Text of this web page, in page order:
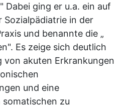
Dabei ging er u.a. ein auf
Sozialpädiatrie in der
und benannte die „
Es zeige sich deutlich
von akuten Erkrankungen
und eine
zu